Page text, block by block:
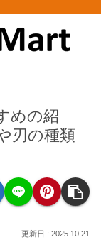
めの紹
刃の種類
2025.10.21